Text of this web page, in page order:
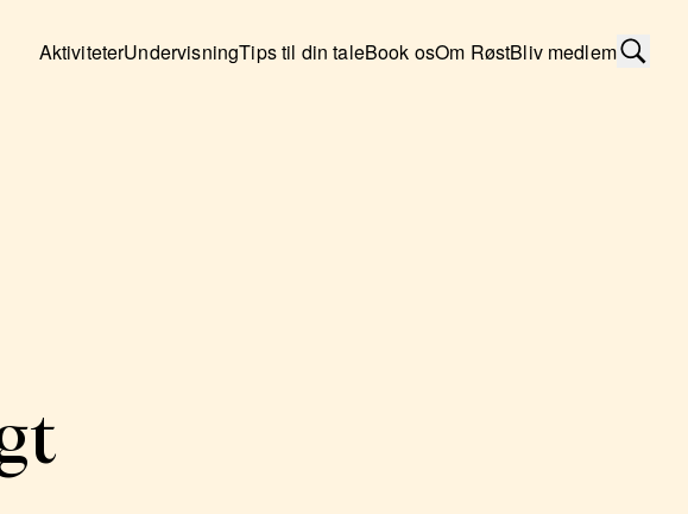
AktiviteterUndervisningTips til din taleBook osOm RøstBliv medlem